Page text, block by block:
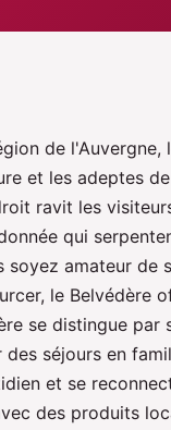
de l'Auvergne,
et les adeptes
ravit les
qui
soyez amateur de
le Belvédère
se distingue
séjours en
et se
des produits